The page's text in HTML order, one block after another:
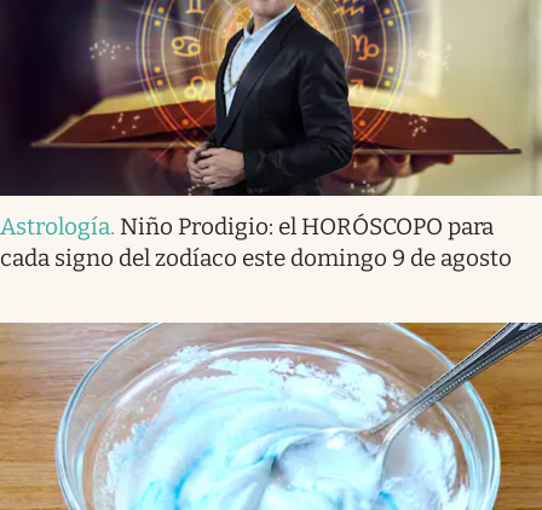
Astrología. Niño Prodigio: el HORÓSCOPO para
cada signo del zodíaco este domingo 9 de agosto